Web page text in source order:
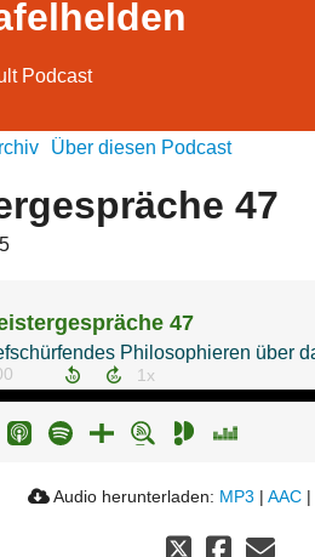
Podcast
Über diesen Podcast
47
47
Audio herunterladen: MP3 | AAC |